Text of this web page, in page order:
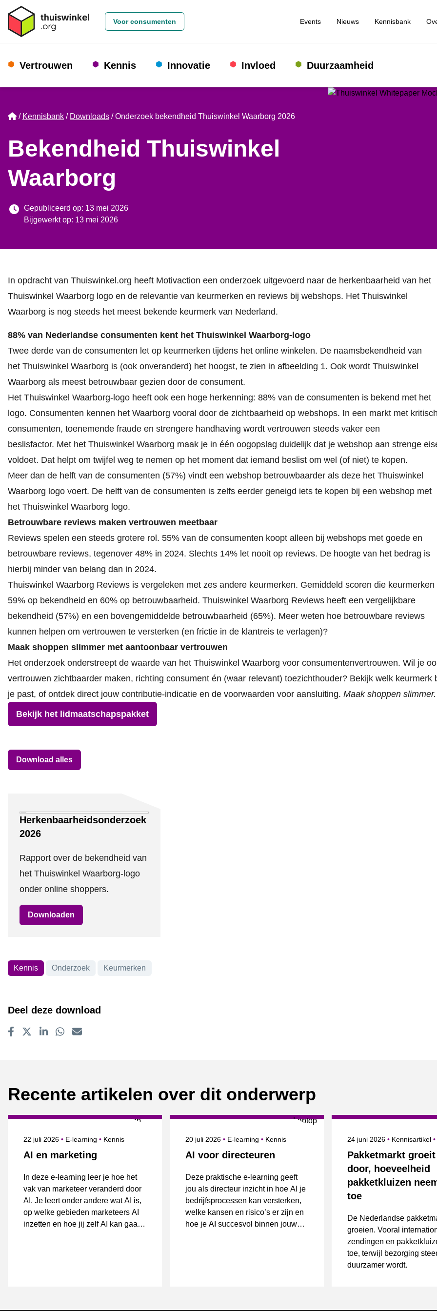
Voor consumenten Events Nieuws Kennisbank
Vertrouwen Kennis Innovatie Invloed Duurzaamheid
Home
Kennisbank Downloads Onderzoek bekendheid Thuiswinkel Waarborg 2026
Bekendheid Thuiswinkel
Waarborg
Gepubliceerd op: 13 mei 2026
Bijgewerkt op: 13 mei 2026
In opdracht van Thuiswinkel.org heeft Motivaction een onderzoek uitgevoerd naar de herkenbaarheid van het
Thuiswinkel Waarborg logo en de relevantie van keurmerken en reviews bij webshops. Het Thuiswinkel
Waarborg is nog steeds het meest bekende keurmerk van Nederland.
88% van Nederlandse consumenten kent het Thuiswinkel Waarborg-logo
Twee derde van de consumenten let op keurmerken tijdens het online winkelen. De naamsbekendheid van
het Thuiswinkel Waarborg is (ook onveranderd) het hoogst, te zien in afbeelding 1. Ook wordt Thuiswinkel
Waarborg als meest betrouwbaar gezien door de consument.
Het Thuiswinkel Waarborg-logo heeft ook een hoge herkenning: 88% van de consumenten is bekend met het
logo. Consumenten kennen het Waarborg vooral door de zichtbaarheid op webshops. In een markt met
consumenten, toenemende fraude en strengere handhaving wordt vertrouwen steeds vaker een
beslisfactor. Met het Thuiswinkel Waarborg maak je in één oogopslag duidelijk dat je webshop aan strenge
voldoet. Dat helpt om twijfel weg te nemen op het moment dat iemand beslist om wel (of niet) te kopen.
Meer dan de helft van de consumenten (57%) vindt een webshop betrouwbaarder als deze het Thuiswinkel
Waarborg logo voert. De helft van de consumenten is zelfs eerder geneigd iets te kopen bij een webshop met
het Thuiswinkel Waarborg logo.
Betrouwbare reviews maken vertrouwen meetbaar
Reviews spelen een steeds grotere rol. 55% van de consumenten koopt alleen bij webshops met goede en
betrouwbare reviews, tegenover 48% in 2024. Slechts 14% let nooit op reviews. De hoogte van het bedrag is
hierbij minder van belang dan in 2024.
Thuiswinkel Waarborg Reviews is vergeleken met zes andere keurmerken. Gemiddeld scoren die keurmerken
59% op bekendheid en 60% op betrouwbaarheid. Thuiswinkel Waarborg Reviews heeft een vergelijkbare
bekendheid (57%) en een bovengemiddelde betrouwbaarheid (65%). Meer weten hoe betrouwbare reviews
kunnen helpen om vertrouwen te versterken (en frictie in de klantreis te verlagen)?
Maak shoppen slimmer met aantoonbaar vertrouwen
Het onderzoek onderstreept de waarde van het Thuiswinkel Waarborg voor consumentenvertrouwen. Wil je
vertrouwen zichtbaarder maken, richting consument én (waar relevant) toezichthouder? Bekijk welk keurmerk
je past, of ontdek direct jouw contributie-indicatie en de voorwaarden voor aansluiting. Maak shoppen slimmer.
Bekijk het lidmaatschapspakket
Download alles
Herkenbaarheidsonderzoek
2026
Rapport over de bekendheid van
het Thuiswinkel Waarborg-logo
onder online shoppers.
Downloaden
Kennis Onderzoek Keurmerken
Deel deze download
Recente artikelen over dit onderwerp
AI en marketing
Gepubliceerd op
22 juli 2026 E-learning Onderwerpen
Kennis
In deze e-learning leer je hoe het
vak van marketeer veranderd door
AI. Je leert onder andere wat AI is,
op welke gebieden marketeers AI
inzetten en hoe jij zelf AI kan gaan
AI voor directeuren
Gepubliceerd op
20 juli 2026 E-learning Onderwerpen
Kennis
Deze praktische e-learning geeft
jou als directeur inzicht in hoe AI je
bedrijfsprocessen kan versterken,
welke kansen en risico’s er zijn en
hoe je AI succesvol binnen jouw
Pakketmarkt
door, hoeveelheid
pakketkluizen
toe
Gepubliceerd op
24 juni 2026 Kennisartikel
De Nederlandse
groeien. Vooral
zendingen en
toe, terwijl bezorging
duurzamer wordt.